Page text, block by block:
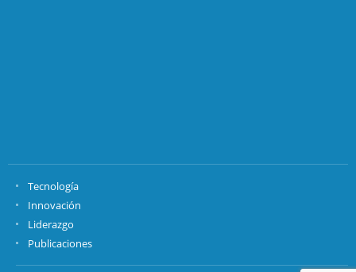
Tecnología
Innovación
Liderazgo
Publicaciones